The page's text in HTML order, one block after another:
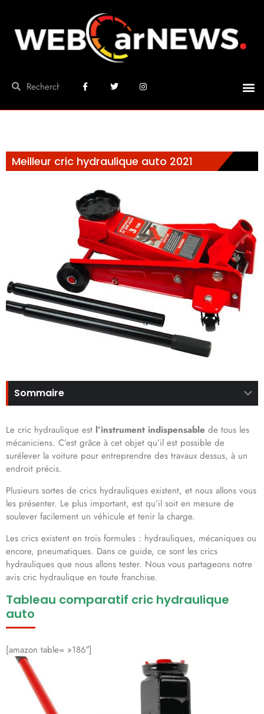
Meilleur cric hydraulique auto 2021
Sommaire
Le cric hydraulique est l’instrument indispensable de tous les
mécaniciens. C’est grâce à cet objet qu’il est possible de
surélever la voiture pour entreprendre des travaux dessus, à un
endroit précis.
Plusieurs sortes de crics hydrauliques existent, et nous allons vous
les présenter. Le plus important, est qu’il soit en mesure de
soulever facilement un véhicule et tenir la charge.
Les crics existent en trois formules : hydrauliques, mécaniques ou
encore, pneumatiques. Dans ce guide, ce sont les crics
hydrauliques que nous allons tester. Nous vous partageons notre
avis cric hydraulique en toute franchise.
Tableau comparatif cric hydraulique
auto
[amazon table= »186″]